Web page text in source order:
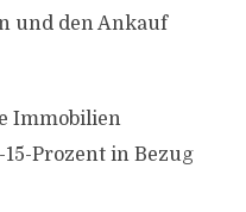
und den Ankauf
Immobilien
Prozent in Bezug